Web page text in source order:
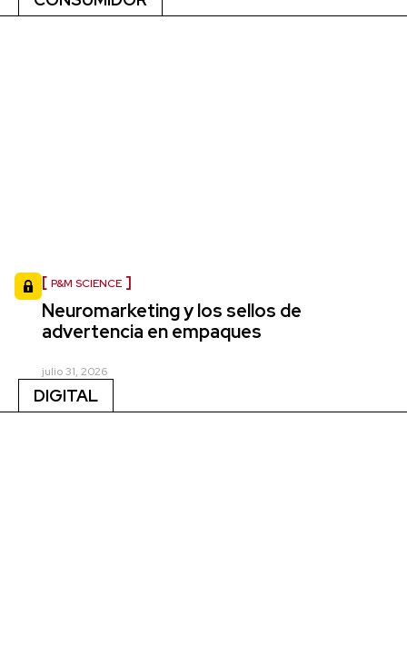
P&M SCIENCE
Neuromarketing y los sellos de
advertencia en empaques
julio 31, 2026
DIGITAL